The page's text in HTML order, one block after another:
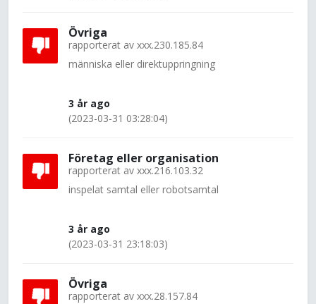
Övriga
rapporterat av xxx.230.185.84
människa eller direktuppringning
3 år ago
(2023-03-31 03:28:04)
Företag eller organisation
rapporterat av xxx.216.103.32
inspelat samtal eller robotsamtal
3 år ago
(2023-03-31 23:18:03)
Övriga
rapporterat av xxx.28.157.84